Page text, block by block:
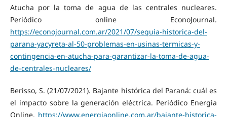
Atucha por la toma de agua de las centrales nucleares.
Periódico online EconoJournal.
https://econojournal.com.ar/2021/07/sequia-historica-del-
parana-yacyreta-al-50-problemas-en-usinas-termicas-y-
contingencia-en-atucha-para-garantizar-la-toma-de-agua-
de-centrales-nucleares/
Berisso, S. (21/07/2021). Bajante histórica del Paraná: cuál es
el impacto sobre la generación eléctrica. Periódico Energia
Online. https://www.energiaonline.com.ar/bajante-historica-